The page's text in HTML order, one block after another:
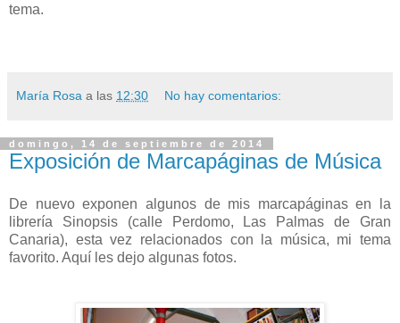
tema.
María Rosa a las 12:30 No hay comentarios:
domingo, 14 de septiembre de 2014
Exposición de Marcapáginas de Música
De nuevo exponen algunos de mis marcapáginas en la
librería Sinopsis (calle Perdomo, Las Palmas de Gran
Canaria), esta vez relacionados con la música, mi tema
favorito. Aquí les dejo algunas fotos.